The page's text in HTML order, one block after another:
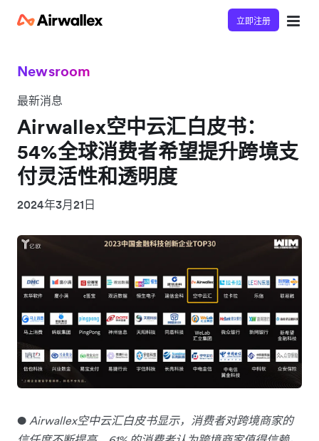
立即注册
Newsroom
最新消息
Airwallex空中云汇白皮书：
54%全球消费者希望提升跨境支
付灵活性和透明度
2024年3月21日
● Airwallex空中云汇白皮书显示，消费者对跨境商家的